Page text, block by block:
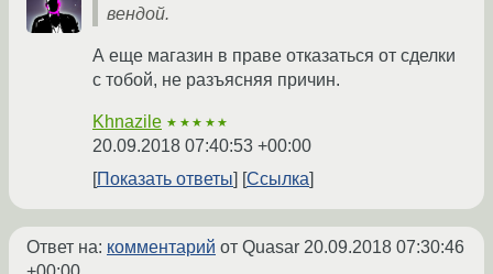
вендой.
А еще магазин в праве отказаться от сделки
с тобой, не разъясняя причин.
Khnazile ★★★★★
20.09.2018 07:40:53 +00:00
Показать ответы
Ссылка
Ответ на: комментарий от Quasar 20.09.2018 07:30:46